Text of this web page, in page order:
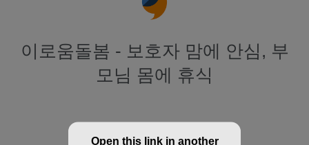
이로움돌봄 - 보호자 맘에 안심, 부
모님 몸에 휴식